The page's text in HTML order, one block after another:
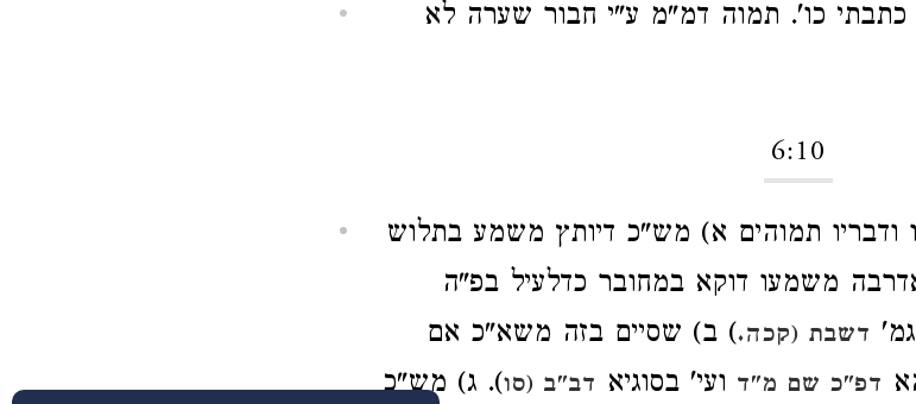
כו'. תמוה דמ"מ ע"י חבור שערה לא
6:10
ודבריו תמוהים א) מש"כ דיותץ משמע בתלוש
משמעו דוקא במחובר כדלעיל בפ"ה
דשבת (קכה.) ב) שסיים בזה משא"כ אם
דפ"כ שם מ"ד ועי' בסוגיא דב"ב (סו). ג) מש"כ